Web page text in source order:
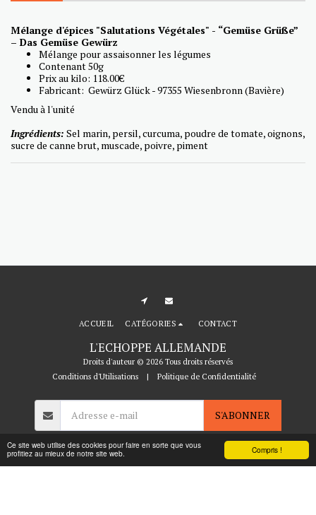
Compris !
Ce site web utilise des cookies pour faire en sorte que vous
profitiez au mieux de notre site web.
Mélange d'épices "Salutations Végétales" - “Gemüse Grüße”
– Das Gemüse Gewürz
Mélange pour assaisonner les légumes
Contenant 50g
Prix au kilo: 118.00€
Fabricant: Gewürz Glück - 97355 Wiesenbronn (Bavière)
Vendu à l'unité
Ingrédients: Sel marin, persil, curcuma, poudre de tomate, oignons,
sucre de canne brut, muscade, poivre, piment
L'ECHOPPE ALLEMANDE
Droits d'auteur © 2026 Tous droits réservés
Conditions d'Utilisations| Politique de Confidentialité
ACCUEIL CATÉGORIES CONTACT
S'ABONNER